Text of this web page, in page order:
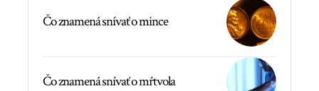
Čo znamená snívať o mince
Čo znamená snívať o mŕtvola